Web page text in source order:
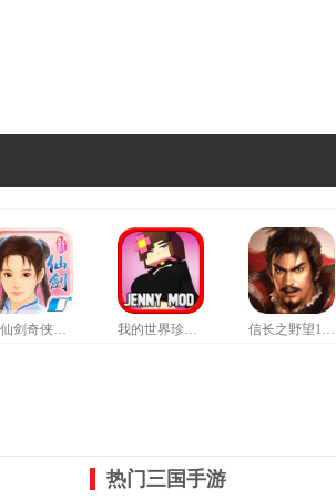
新仙剑奇侠传修改器豪华版 我的世界珍妮模组拔萝卜无遮挡版 信长之野望12革新威力加强版
热门三国手游